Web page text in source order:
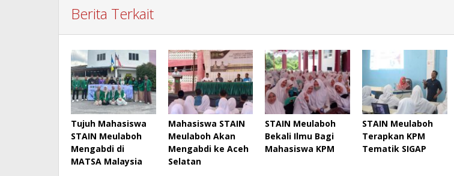
Berita Terkait
Tujuh Mahasiswa
STAIN Meulaboh
Mengabdi di
MATSA Malaysia
Mahasiswa STAIN
Meulaboh Akan
Mengabdi ke Aceh
Selatan
STAIN Meulaboh
Bekali Ilmu Bagi
Mahasiswa KPM
STAIN Meulaboh
Terapkan KPM
Tematik SIGAP